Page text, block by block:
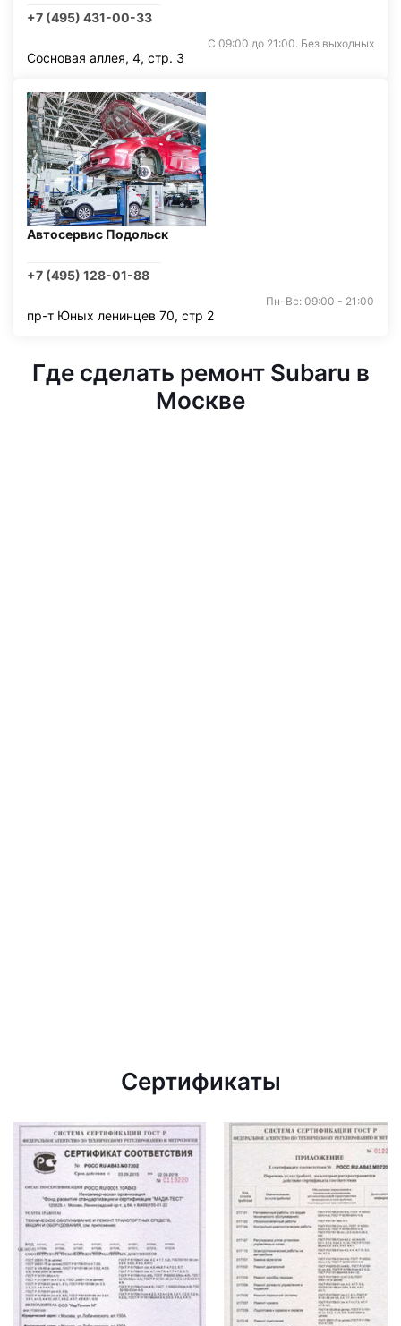
+7 (495) 431-00-33
С 09:00 до 21:00. Без выходных
Сосновая аллея, 4, стр. 3
Автосервис Подольск
+7 (495) 128-01-88
Пн-Вс: 09:00 - 21:00
пр-т Юных ленинцев 70, стр 2
Где сделать ремонт Subaru в
Москве
Сертификаты